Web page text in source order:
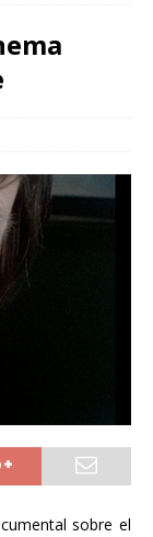
sobre el